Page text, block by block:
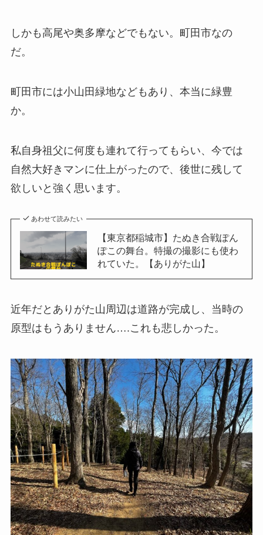
しかも高尾や奥多摩などでもない。町田市なの
だ。
町田市には小山田緑地などもあり、本当に緑豊
か。
私自身祖父に何度も連れて行ってもらい、今では
自然大好きマンに仕上がったので、後世に残して
欲しいと強く思います。
あわせて読みたい
【東京都稲城市】たぬき合戦ぽん
ぽこの舞台。特撮の撮影にも使わ
れていた。【ありがた山】
近年だとありがた山周辺は道路が完成し、当時の
原型はもうありません….これも悲しかった。